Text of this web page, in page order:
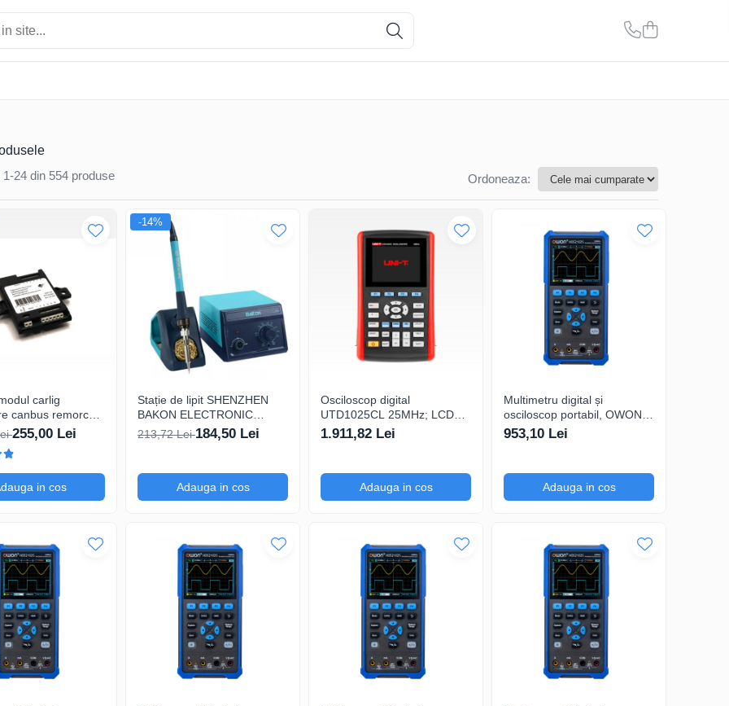
1-24 din 554 produse Ordoneaza:
carlig
canbus remorca 7
12V Universal
255,00 Lei
in cos
-14%
Stație de lipit SHENZHEN
BAKON ELECTRONIC
BK969, 200...480°C control
analogic, cu buton
213,72 Lei184,50 Lei
Adauga in cos
Osciloscop digital
UTD1025CL 25MHz; LCD
TFT 3,5"; Ch: 1; 250Msps;
12kpts compatibil cu
1.911,82 Lei
Adauga in cos
Multimetru digital și
osciloscop portabil, OWON,
HDS242, 200mV-1kV,
200mA-
953,10 Lei
Adauga in cos